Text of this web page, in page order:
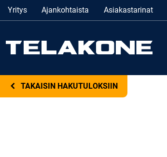
Yritys Ajankohtaista Asiakastarinat
TAKAISIN HAKUTULOKSIIN